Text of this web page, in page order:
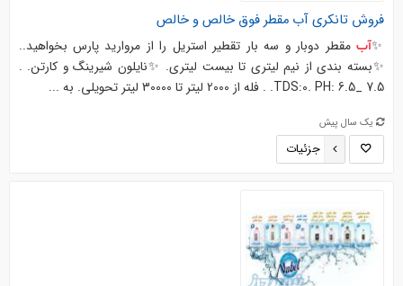
فروش تانکریآب مقطر فوق خالص و خالص
✨آب مقطر دوبار و سه بار تقطیر استریل را از مروارید پارس بخواهید..
✨بسته بندی از نیم لیتری تا بیست لیتری. ✨نایلون شیرینگ و کارتن. .
TDS:0. PH: 6.5_ 7.5. . فله از 2000 لیتر تا 30000 لیتر تحویلی. به ...
یک سال پیش
جزئیات